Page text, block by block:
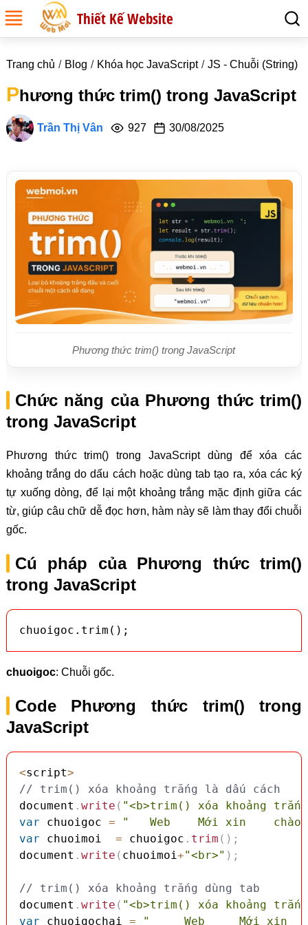
Thiết Kế Website
Trang chủ Blog Khóa học JavaScript JS - Chuỗi (String)
Phương thức trim() trong JavaScript
Trần Thị Vân 927 30/08/2025
Phương thức trim() trong JavaScript
Chức năng của Phương thức trim()
trong JavaScript
Phương thức trim() trong JavaScript dùng để xóa các
khoảng trắng do dấu cách hoặc dùng tab tạo ra, xóa các ký
tự xuống dòng, để lại một khoảng trắng mặc định giữa các
từ, giúp câu chữ dễ đọc hơn, hàm này sẽ làm thay đổi chuỗi
gốc.
Cú pháp của Phương thức trim()
trong JavaScript
chuoigoc.trim();
chuoigoc: Chuỗi gốc.
Code Phương thức trim() trong
JavaScript
<script>
// trim() xóa khoảng trắng là dấu cách
document . write ( "<b>trim() xóa khoảng
var chuoigoc =
"   Web    Mới xin    chào
var chuoimoi = chuoigoc . trim ( ) ;
document . write ( chuoimoi+"<br>" ) ;
// trim() xóa khoảng trắng dùng tab
document . write ( "<b>trim() xóa khoảng
var chuoigochai =